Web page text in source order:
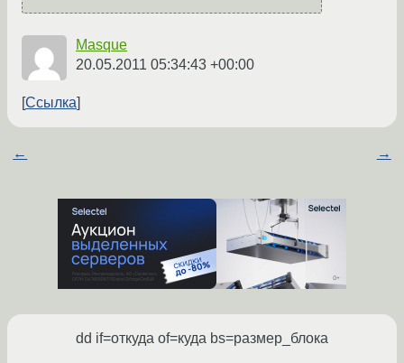
Masque
20.05.2011 05:34:43 +00:00
Ссылка
← →
dd if=откуда of=куда bs=размер_блока